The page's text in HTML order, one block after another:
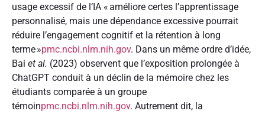
usage excessif de l’IA « améliore certes l’apprentissage
personnalisé, mais une dépendance excessive pourrait
réduire l’engagement cognitif et la rétention à long
terme »pmc.ncbi.nlm.nih.gov. Dans un même ordre d’idée,
Bai et al. (2023) observent que l’exposition prolongée à
ChatGPT conduit à un déclin de la mémoire chez les
étudiants comparée à un groupe
témoinpmc.ncbi.nlm.nih.gov. Autrement dit, la